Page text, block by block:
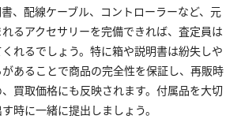
、配線ケーブル、コントローラーなど、元
るアクセサリーを完備できれば、査定員は
れるでしょう。特に箱や説明書は紛失しや
あることで商品の完全性を保証し、再販時
買取価格にも反映されます。付属品を大切
時に一緒に提出しましょう。